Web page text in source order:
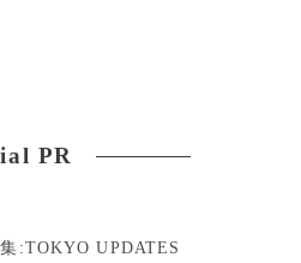
PR
:TOKYO UPDATES